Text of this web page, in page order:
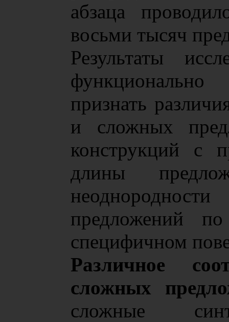
абзаца
восьми тысяч
Результаты
признать
и сложных
конструкций с
длины
предложений
специфичном
Различное
сложных
сложные